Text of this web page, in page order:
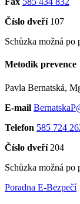
Číslo dveří107
Schůzka možná po
Metodik prevence
Pavla Bernatská,
E-mail
Telefon 585 724
Číslo dveří204
Schůzka možná po
Poradna E-Bezpečí